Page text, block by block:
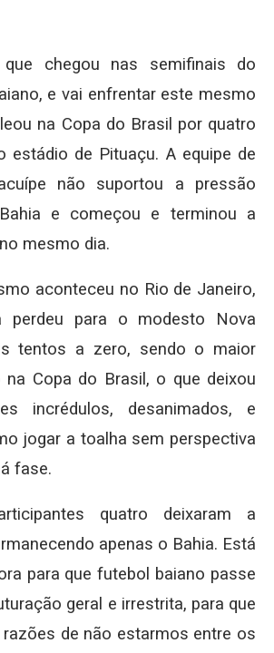
que chegou nas semifinais do
e vai enfrentar este mesmo
na Copa do Brasil por quatro
estádio de Pituaçu. A equipe de
não suportou a pressão
e começou e terminou a
mesmo dia.
aconteceu no Rio de Janeiro,
perdeu para o modesto Nova
tentos a zero, sendo o maior
na Copa do Brasil, o que deixou
incrédulos, desanimados, e
jogar a toalha sem perspectiva
fase.
quatro deixaram a
apenas o Bahia. Está
para que futebol baiano passe
geral e irrestrita, para que
de não estarmos entre os